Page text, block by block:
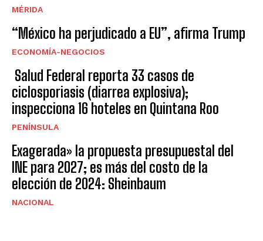
MÉRIDA
“México ha perjudicado a EU”, afirma Trump
ECONOMÍA-NEGOCIOS
Salud Federal reporta 33 casos de
ciclosporiasis (diarrea explosiva);
inspecciona 16 hoteles en Quintana Roo
PENÍNSULA
Exagerada» la propuesta presupuestal del
INE para 2027; es más del costo de la
elección de 2024: Sheinbaum
NACIONAL